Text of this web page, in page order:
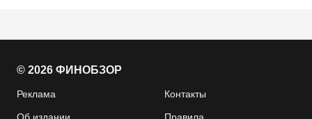
© 2026 ФИНОБЗОР
Реклама Контакты